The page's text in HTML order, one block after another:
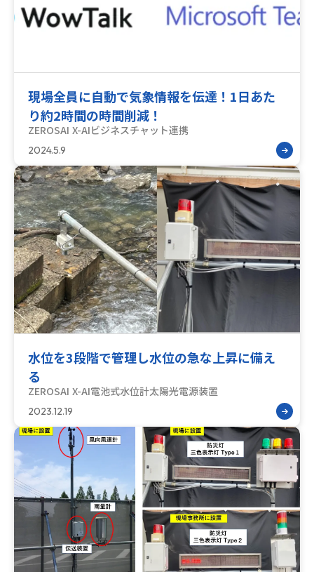
現場全員に自動で気象情報を伝達！1日あた
り約2時間の時間削減！
ZEROSAI X-AIビジネスチャット連携
2024.5.9
水位を3段階で管理し水位の急な上昇に備え
る
ZEROSAI X-AI電池式水位計太陽光電源装置
2023.12.19